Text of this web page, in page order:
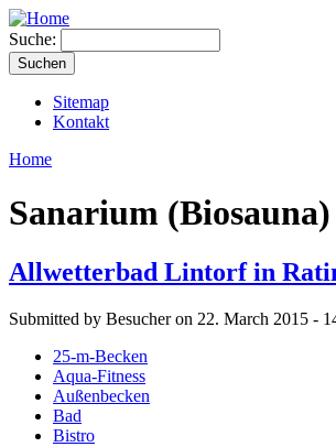
Suche:
Sitemap
Kontakt
Home
Sanarium (Biosauna)
Allwetterbad Lintorf in
Submitted by Besucher on 22. March 2015 -
25-m-Becken
Aqua-Fitness
Außenbecken
Bad
Bistro